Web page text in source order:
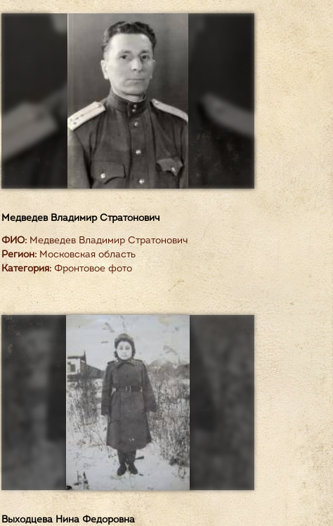
Медведев Владимир Стратонович
ФИО:Медведев Владимир Стратонович
Регион:Московская область
Категория:Фронтовое фото
Выходцева Нина Федоровна